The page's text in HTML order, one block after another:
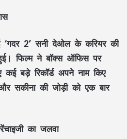
2’ सनी देओल के करियर की
फिल्म ने बॉक्स ऑफिस पर
कई बड़े रिकॉर्ड अपने नाम किए
सकीना की जोड़ी को एक बार
का जलवा